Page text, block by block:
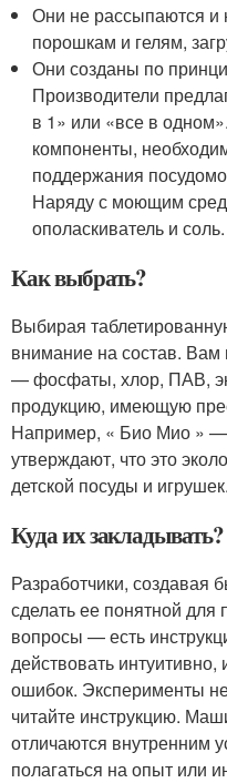
Они не рассыпаются и
порошкам и гелям,
Они созданы по
Производители
в 1» или «все в
компоненты,
поддержания
Наряду с моющим
ополаскиватель и соль.
Как выбрать?
Выбирая
внимание на состав.
— фосфаты, хлор, ПАВ,
продукцию, имеющую
Например, « Био Мио » —
утверждают, что это
детской посуды и игрушек.
Куда их закладывать?
Разработчики, создавая
сделать ее понятной
вопросы — есть
действовать
ошибок. Эксперименты
читайте инструкцию.
отличаются внутренним
полагаться на опыт или